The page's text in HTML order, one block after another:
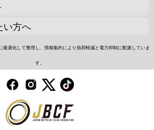
い方へ
適化して整理し、情報集約により負荷軽減と電力抑制に配慮していま
す。